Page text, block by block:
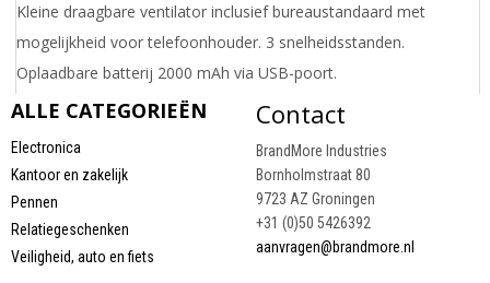
Kleine draagbare ventilator inclusief bureaustandaard met
mogelijkheid voor telefoonhouder. 3 snelheidsstanden.
Oplaadbare batterij 2000 mAh via USB-poort.
Draai uw mobiel voor de Prijs informatie
Contact
BrandMore Industries
Bornholmstraat 80
9723 AZ Groningen
+31 (0)50 5426392
aanvragen@brandmore.nl
ALLE CATEGORIEËN
Electronica
Kantoor en zakelijk
Pennen
Relatiegeschenken
Veiligheid, auto en fiets